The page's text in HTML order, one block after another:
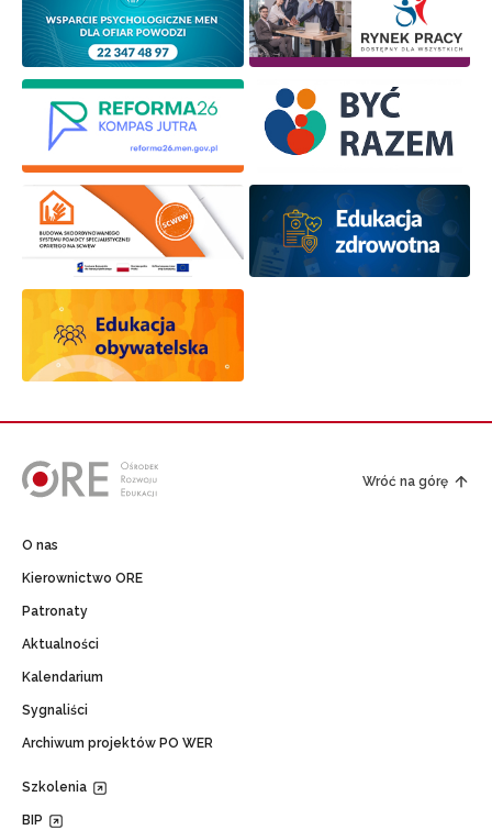
Wróć na górę
O nas
Kierownictwo ORE
Patronaty
Aktualności
Kalendarium
Sygnaliści
Archiwum projektów PO WER
Szkolenia
BIP